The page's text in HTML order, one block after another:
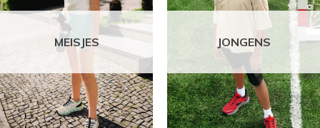
MEISJES JONGENS